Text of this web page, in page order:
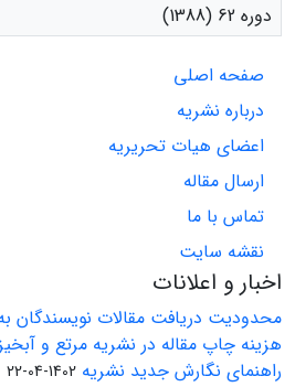
دوره 62 (1388)
صفحه اصلی
درباره نشریه
اعضای هیات تحریریه
ارسال مقاله
تماس با ما
نقشه سایت
اخبار و اعلانات
محدودیت دریافت مقالات نویسندگان
هزینه چاپ مقاله در نشریه مرتع و
راهنمای نگارش جدید نشریه 1402-04-22